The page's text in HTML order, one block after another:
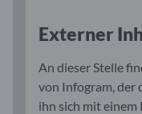
Externer
An dieser Stelle
von Infogram, der
ihn sich mit einem